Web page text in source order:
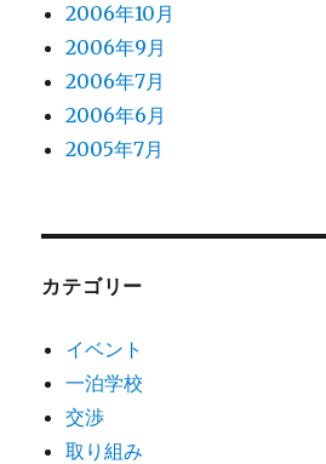
2006年10月
2006年9月
2006年7月
2006年6月
2005年7月
カテゴリー
イベント
一泊学校
交渉
取り組み